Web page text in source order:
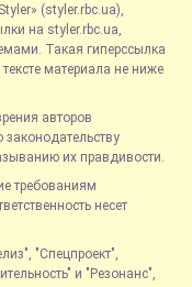
(styler.rbc.ua),
на styler.rbc.ua,
Такая гиперссылка
материала не ниже
авторов
их правдивости.
требованиям
несет
"Спецпроект",
и "Резонанс",